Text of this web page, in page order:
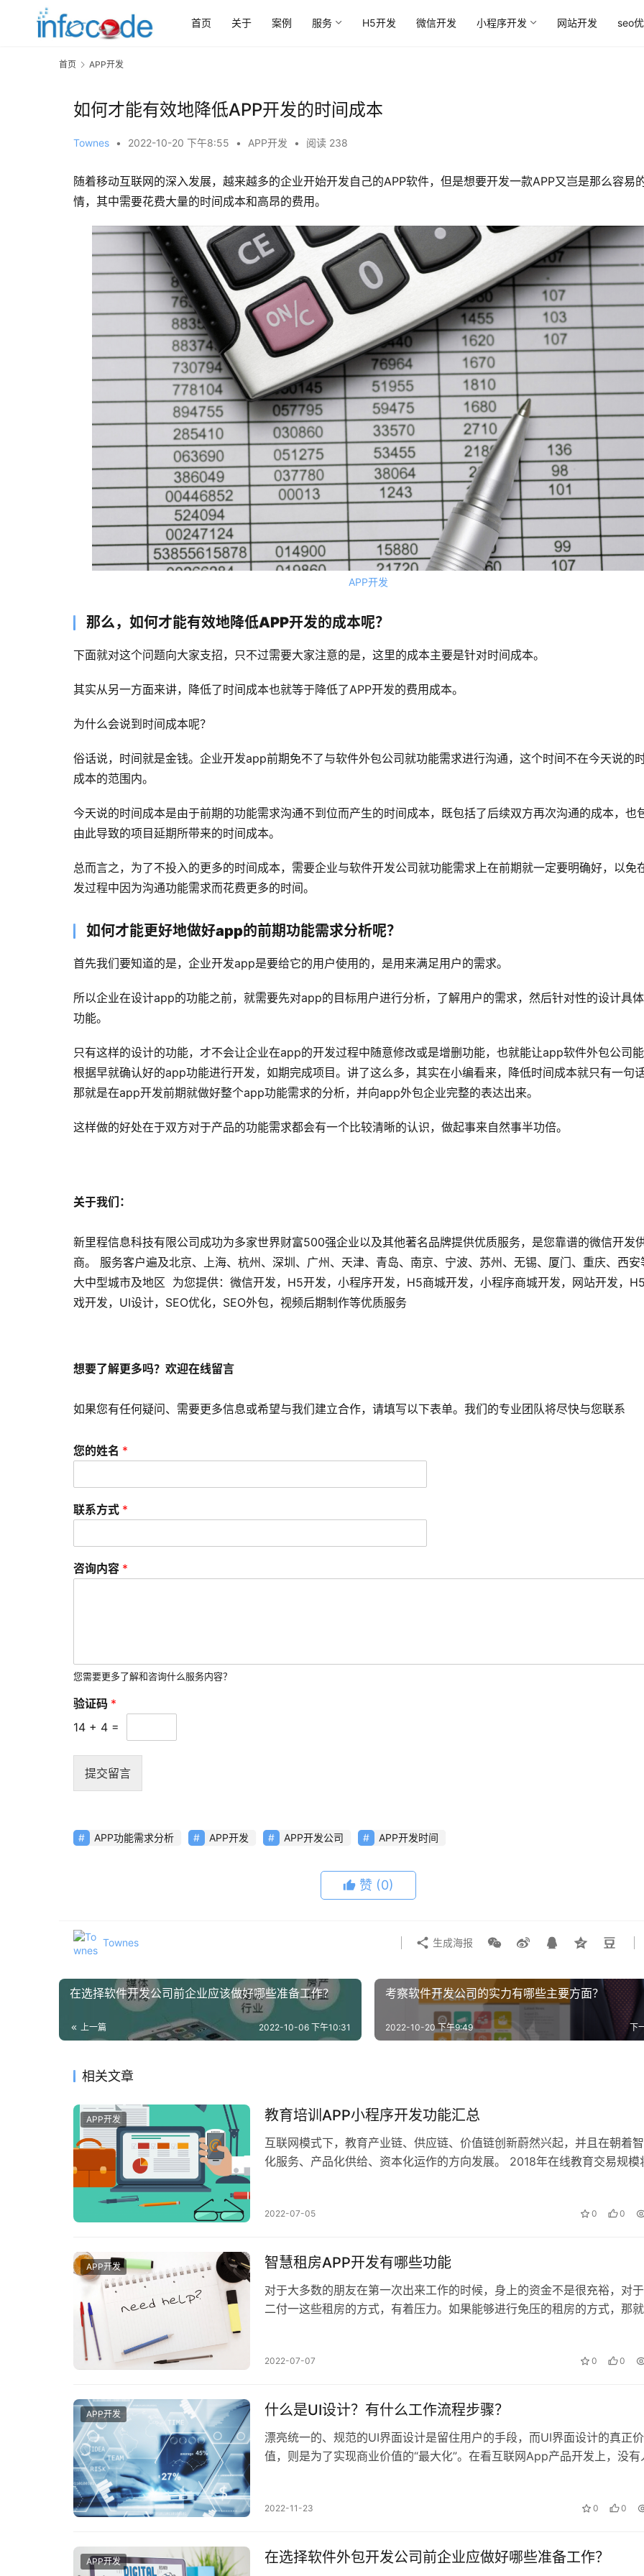
首页 关于 案例 服务 H5开发 微信开发 小程序开发 网站开发 seo
首页 APP开发
如何才能有效地降低APP开发的时间成本
Townes • 2022-10-20 下午8:55 • APP开发 • 阅读 238
随着移动互联网的深入发展，越来越多的企业开始开发自己的APP软件，但是想要开发一款APP又岂是那么容易
情，其中需要花费大量的时间成本和高昂的费用。
APP开发
那么，如何才能有效地降低APP开发的成本呢？
下面就对这个问题向大家支招，只不过需要大家注意的是，这里的成本主要是针对时间成本。
其实从另一方面来讲，降低了时间成本也就等于降低了APP开发的费用成本。
为什么会说到时间成本呢？
俗话说，时间就是金钱。企业开发app前期免不了与软件外包公司就功能需求进行沟通，这个时间不在今天说的
成本的范围内。
今天说的时间成本是由于前期的功能需求沟通不到位而产生的时间成本，既包括了后续双方再次沟通的成本，也
由此导致的项目延期所带来的时间成本。
总而言之，为了不投入的更多的时间成本，需要企业与软件开发公司就功能需求上在前期就一定要明确好，以免
发过程中因为沟通功能需求而花费更多的时间。
如何才能更好地做好app的前期功能需求分析呢？
首先我们要知道的是，企业开发app是要给它的用户使用的，是用来满足用户的需求。
所以企业在设计app的功能之前，就需要先对app的目标用户进行分析，了解用户的需求，然后针对性的设计具
功能。
只有这样的设计的功能，才不会让企业在app的开发过程中随意修改或是增删功能，也就能让app软件外包公司
根据早就确认好的app功能进行开发，如期完成项目。讲了这么多，其实在小编看来，降低时间成本就只有一句话
那就是在app开发前期就做好整个app功能需求的分析，并向app外包企业完整的表达出来。
这样做的好处在于双方对于产品的功能需求都会有一个比较清晰的认识，做起事来自然事半功倍。
关于我们：
新里程信息科技有限公司成功为多家世界财富500强企业以及其他著名品牌提供优质服务，是您靠谱的微信开发
商。 服务客户遍及北京、上海、杭州、深圳、广州、天津、青岛、南京、宁波、苏州、无锡、厦门、重庆、西安
大中型城市及地区 为您提供：微信开发，H5开发，小程序开发，H5商城开发，小程序商城开发，网站开发，
戏开发，UI设计，SEO优化，SEO外包，视频后期制作等优质服务
想要了解更多吗？欢迎在线留言
如果您有任何疑问、需要更多信息或希望与我们建立合作，请填写以下表单。我们的专业团队将尽快与您联系
您的姓名 *
联系方式 *
咨询内容 *
您需要更多了解和咨询什么服务内容？
验证码 *
14 + 4 =
提交留言
APP功能需求分析 APP开发 APP开发公司 APP开发时间
赞 (0)
Townes 生成海报
在选择软件开发公司前企业应该做好哪些准备工作？
上一篇 2022-10-06 下午10:31
考察软件开发公司的实力有哪些主要方面？
下
2022-10-20 下午9:49
相关文章
APP开发 教育培训APP小程序开发功能汇总
互联网模式下，教育产业链、供应链、价值链创新蔚然兴起，并且在朝着
化服务、产品化供给、资本化运作的方向发展。 2018年在线教育交易规模
2022-07-05 0 0
APP开发 智慧租房APP开发有哪些功能
对于大多数的朋友在第一次出来工作的时候，身上的资金不是很充裕，对
二付一这些租房的方式，有着压力。如果能够进行免压的租房的方式，那就
2022-07-07 0 0
APP开发 什么是UI设计？有什么工作流程步骤？
漂亮统一的、规范的UI界面设计是留住用户的手段，而UI界面设计的真正价
值，则是为了实现商业价值的“最大化”。在看互联网App产品开发上，没有
2022-11-23 0 0
APP开发 在选择软件外包开发公司前企业应做好哪些准备工作？